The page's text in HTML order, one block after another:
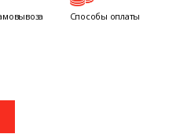
Способы оплаты